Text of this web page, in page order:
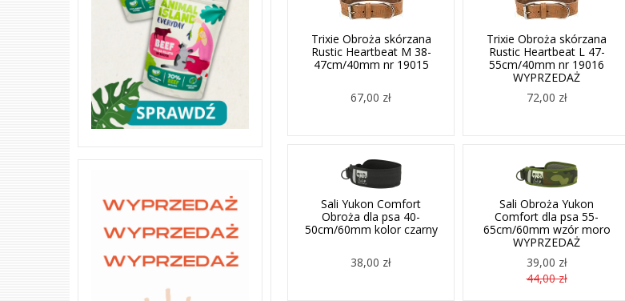
Trixie Obroża skórzana
Rustic Heartbeat M 38-
47cm/40mm nr 19015
67,00 zł
Trixie Obroża skórzana
Rustic Heartbeat L 47-
55cm/40mm nr 19016
WYPRZEDAŻ
72,00 zł
Sali Yukon Comfort
Obroża dla psa 40-
50cm/60mm kolor czarny
38,00 zł
Sali Obroża Yukon
Comfort dla psa 55-
65cm/60mm wzór moro
WYPRZEDAŻ
39,00 zł
44,00 zł